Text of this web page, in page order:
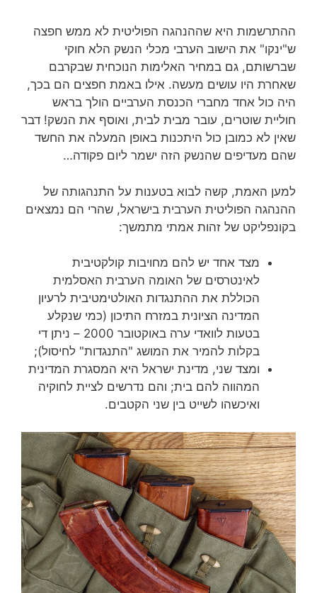
ההתרשמות היא שההנהגה הפוליטית לא ממש חפצה
ש"ינקו" את הישוב הערבי מכלי הנשק הלא חוקי
שברשותם, גם במחיר האלימות הנוכחית שבקרבם
שאחרת היו עושים מעשה. אילו באמת חפצים הם בכך,
היה כול אחד מחברי הכנסת הערביים הולך בראש
חוליית שוטרים, עובר מבית לבית, ואוסף את הנשק! דבר
שאין לא כמובן כול היתכנות באופן המעלה את החשד
שהם מעדיפים שהנשק הזה ישמר ליום פקודה…
למען האמת, קשה לבוא בטענות על התנהגותה של
ההנהגה הפוליטית הערבית בישראל, שהרי הם נמצאים
בקונפליקט של זהות אמתי מתמשך:
מצד אחד יש להם מחויבות קולקטיבית
לאינטרסים של האומה הערבית האסלמית
הכוללת את ההתנגדות האולטימטיבית לרעיון
המדינה הציונית במזרח התיכון (כמי שנקלע
בטעות לוואדי ערה באוקטובר 2000 – ניתן די
בקלות להמיר את המושג "התנגדות" לחיסול);
ומצד שני, מדינת ישראל היא המסגרת המדינית
המהווה להם בית; והם נדרשים לציית לחוקיה
ואיכשהו לשייט בין שני הקטבים.